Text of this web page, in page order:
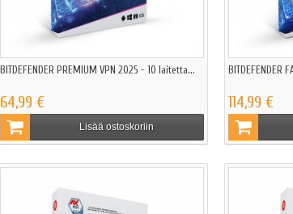
BITDEFENDER PREMIUM VPN 2025 - 10 laitetta...
64,99 €
Lisää ostoskoriin
BITDEFENDER
114,99 €